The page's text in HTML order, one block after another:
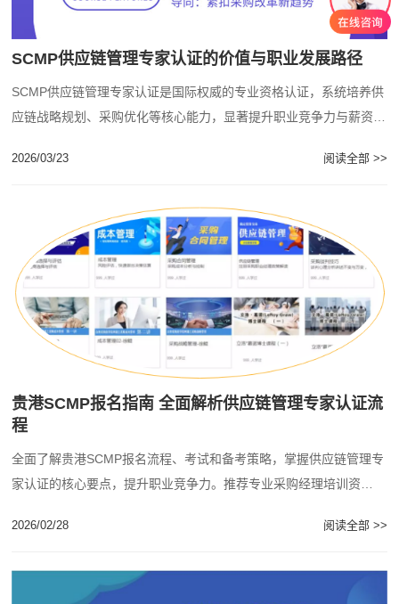
SCMP供应链管理专家认证的价值与职业发展路径
SCMP供应链管理专家认证是国际权威的专业资格认证，系统培养供
应链战略规划、采购优化等核心能力，显著提升职业竞争力与薪资水
2026/03/23 阅读全部 >>
贵港SCMP报名指南 全面解析供应链管理专家认证流
程
全面了解贵港SCMP报名流程、考试和备考策略，掌握供应链管理专
家认证的核心要点，提升职业竞争力。推荐专业采购经理培训资
2026/02/28 阅读全部 >>